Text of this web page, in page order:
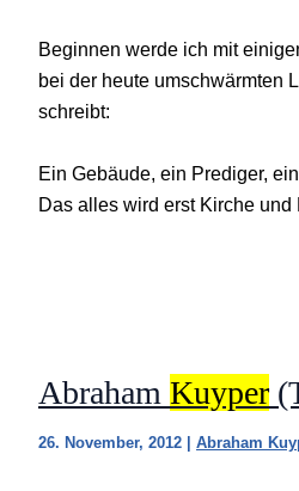
Beginnen werde ich mit
bei der heute umschwärmten
schreibt:
Ein Gebäude, ein Prediger,
Das alles wird erst Kirche
Abraham Kuyper
26. November, 2012 Abraham